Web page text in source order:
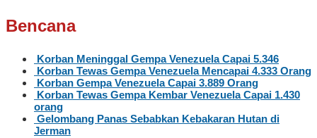
Bencana
Korban Meninggal Gempa Venezuela Capai 5.346
Korban Tewas Gempa Venezuela Mencapai 4.333 Orang
Korban Gempa Venezuela Capai 3.889 Orang
Korban Tewas Gempa Kembar Venezuela Capai 1.430
orang
Gelombang Panas Sebabkan Kebakaran Hutan di
Jerman